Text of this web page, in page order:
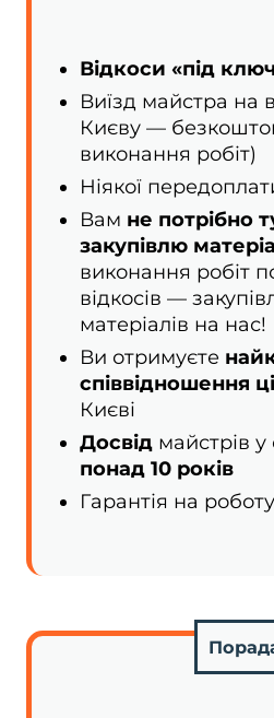
Відкоси «під
Виїзд майстра на
Києву —
виконання робіт)
Ніякої
Вам не потрібно
закупівлю
виконання робіт
відкосів —
матеріалів на нас!
Ви отримуєте
співвідношення
Києві
Досвід майстрів у
понад 10 років
Гарантія на